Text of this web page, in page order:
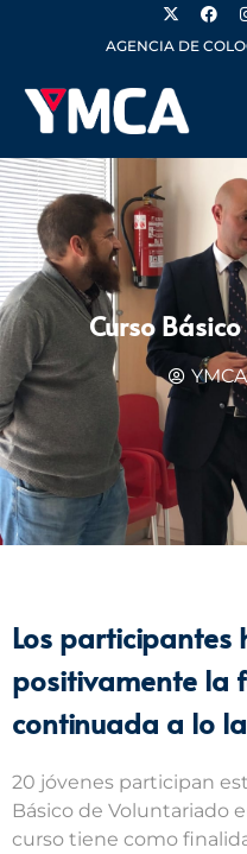
AGENCIA DE
Curso
YMCA
Los
positivamente la
continuada a lo
20 jóvenes participan
Básico de Voluntariado
curso tiene como